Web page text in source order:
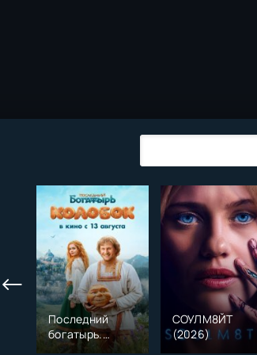
Последний
богатырь.
Колобок (2026)
СОУЛМ8ЙТ
(2026)